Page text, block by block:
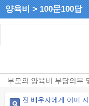
양육비 > 100문100답
부모의 양육비 부담의무
전 배우자에게 이미